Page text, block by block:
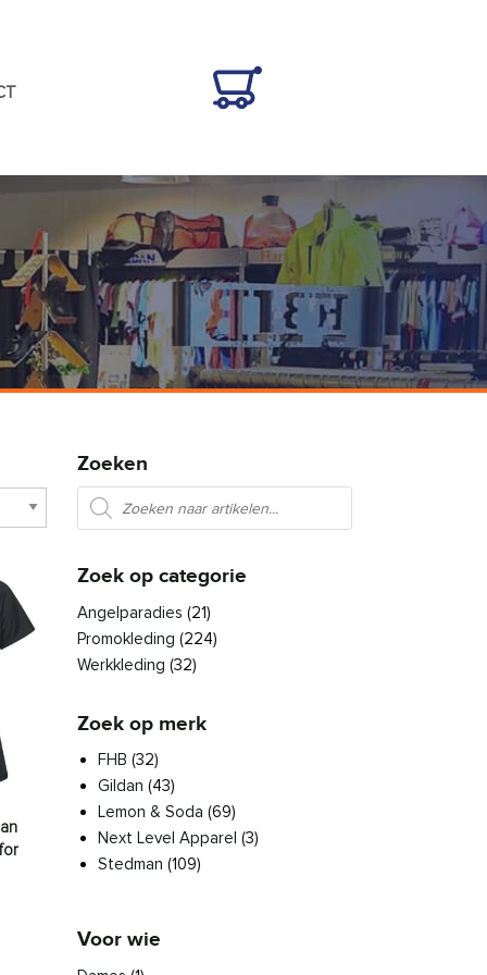
op de productpagina
optie kan gekozen worden op de productpagina
€ 8,86 tot € 9,51
heeft meerdere variaties. Deze optie kan gekozen worden
Zoeken
Producten zoeken
Zoek op categorie
Angelparadies (21)
Promokleding (224)
Werkkleding (32)
Zoek op merk
FHB (32)
Gildan (43)
Lemon & Soda (69)
Next Level Apparel (3)
Stedman (109)
Voor wie